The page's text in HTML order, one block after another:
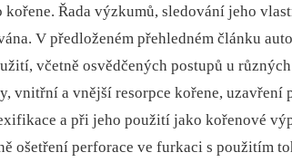
kořene. Řada výzkumů, sledování jeho
V předloženém přehledném článku
včetně osvědčených postupů u
vnitřní a vnější resorpce kořene, uzavření
a při jeho použití jako kořenové
ošetření perforace ve furkaci s použitím